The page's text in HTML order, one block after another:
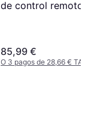
de control remoto
85,99 €
O 3 pagos de 28,66 € TAE 0%